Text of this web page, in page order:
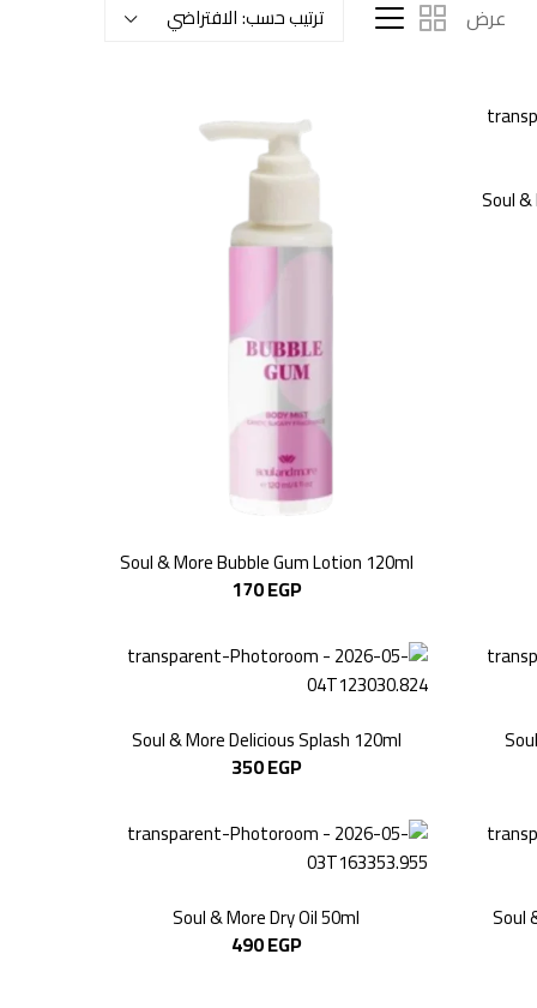
عرض ترتيب حسب:الافتراضي
Soul
Soul & More Bubble Gum Lotion 120ml
170EGP
Soul & More Delicious Splash 120ml
350EGP
Soul
Soul & More Dry Oil 50ml
490EGP